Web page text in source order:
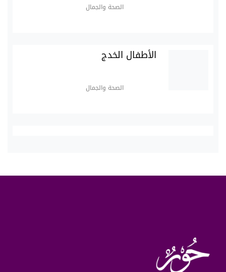
الصحة والجمال
الأطفال الخدج
الصحة والجمال